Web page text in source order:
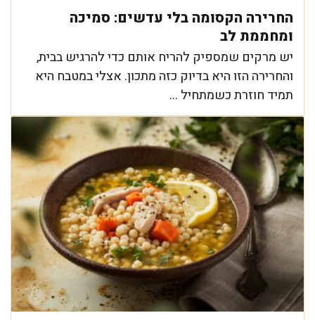
החרירה הקסומה בלי עדשים: סמיכה
ומחממת לב
יש מרקים שמספיק להריח אותם כדי להרגיש בבית,
והחרירה הזו היא בדיוק כזה מתכון. אצלי במטבח היא
תמיד חוזרת כשמתחיל ...